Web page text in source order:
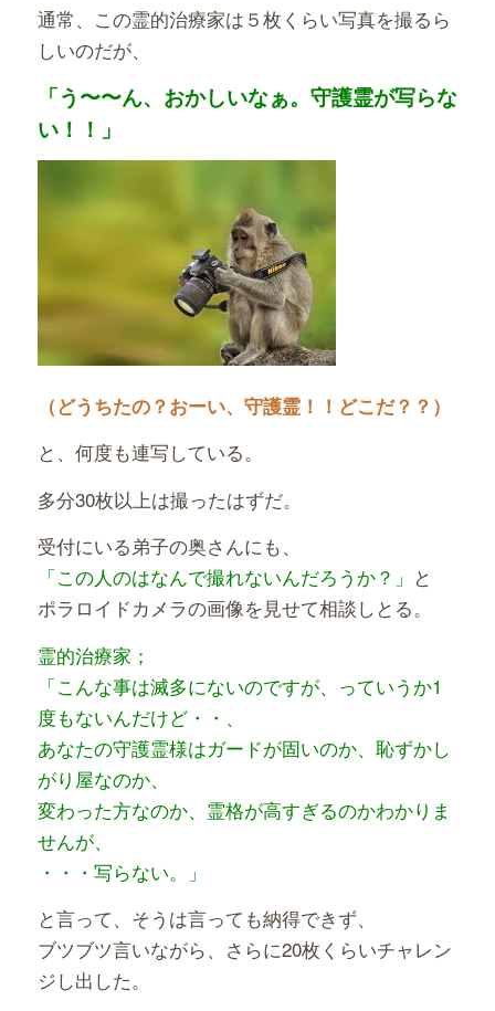
通常、この霊的治療家は５枚くらい写真を撮るら
しいのだが、
「う〜〜ん、おかしいなぁ。守護霊が写らな
い！！」
（どうちたの？おーい、守護霊！！どこだ？？）
と、何度も連写している。
多分30枚以上は撮ったはずだ。
受付にいる弟子の奥さんにも、
「この人のはなんで撮れないんだろうか？」 と
ポラロイドカメラの画像を見せて相談しとる。
霊的治療家；
「こんな事は滅多にないのですが、っていうか1
度もないんだけど・・、
あなたの守護霊様はガードが固いのか、恥ずかし
がり屋なのか、
変わった方なのか、霊格が高すぎるのかわかりま
せんが、
・・・写らない。」
と言って、そうは言っても納得できず、
ブツブツ言いながら、さらに20枚くらいチャレン
ジし出した。